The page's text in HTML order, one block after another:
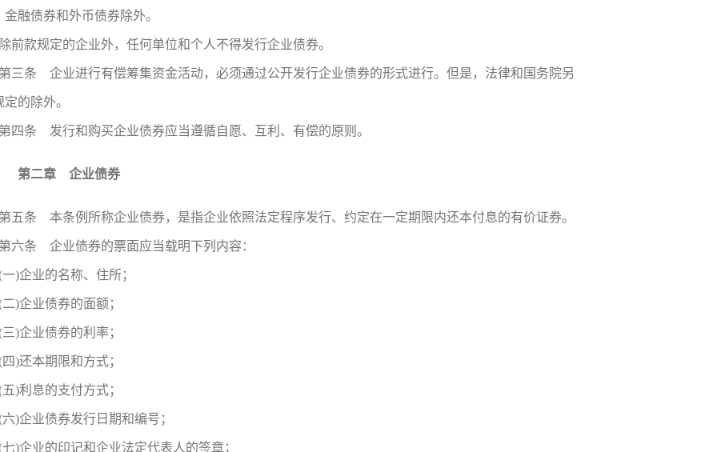
金融债券和外币债券除外。
前款规定的企业外，任何单位和个人不得发行企业债券。
三条 企业进行有偿筹集资金活动，必须通过公开发行企业债券的形式进行。但是，法律和国务院另
定的除外。
四条 发行和购买企业债券应当遵循自愿、互利、有偿的原则。
第二章 企业债券
五条 本条例所称企业债券，是指企业依照法定程序发行、约定在一定期限内还本付息的有价证券。
六条 企业债券的票面应当载明下列内容：
一)企业的名称、住所；
二)企业债券的面额；
三)企业债券的利率；
四)还本期限和方式；
五)利息的支付方式；
六)企业债券发行日期和编号；
七)企业的印记和企业法定代表人的签章；